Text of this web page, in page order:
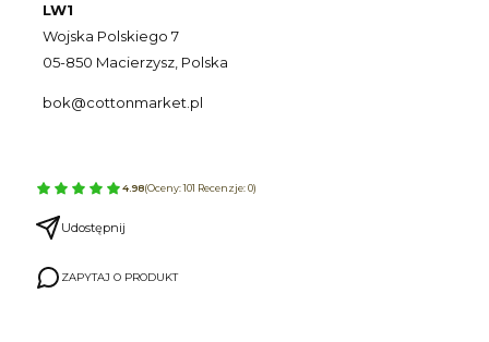
LW1
Wojska Polskiego 7
05-850 Macierzysz, Polska
bok@cottonmarket.pl
4.98(Oceny: 101 Recenzje: 0)
Udostępnij
ZAPYTAJ O PRODUKT